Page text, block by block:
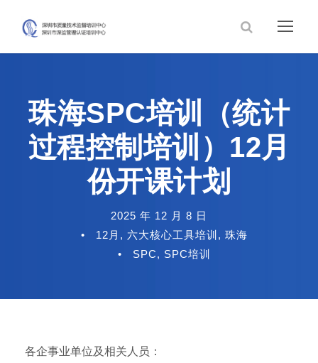
珠海SPC培训（统计
过程控制培训）12月
份开课计划
2025 年 12 月 8 日
•
12月 , 六大核心工具培训 , 珠海
•
SPC, SPC培训
各企事业单位及相关人员：